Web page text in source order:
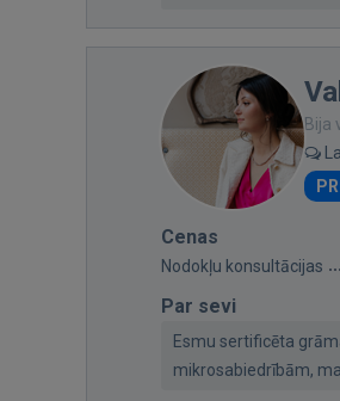
Bija
Cenas
Nodokļu konsultācijas
Par sevi
Esmu sertificēta
mikrosabiedrībām,